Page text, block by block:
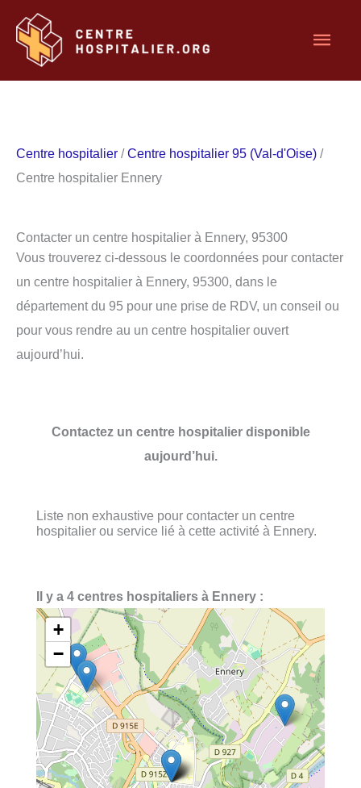
contenu
Centre hospitalier /Centre hospitalier 95 (Val-d'Oise) /
Centre hospitalier Ennery
Contacter un centre hospitalier à Ennery, 95300
Vous trouverez ci-dessous le coordonnées pour contacter
un centre hospitalier à Ennery, 95300, dans le
département du 95 pour une prise de RDV, un conseil ou
pour vous rendre au un centre hospitalier ouvert
aujourd’hui.
Contactez un centre hospitalier disponible
aujourd’hui.
Liste non exhaustive pour contacter un centre
hospitalier ou service lié à cette activité à Ennery.
Il y a 4 centres hospitaliers à Ennery :
+
−